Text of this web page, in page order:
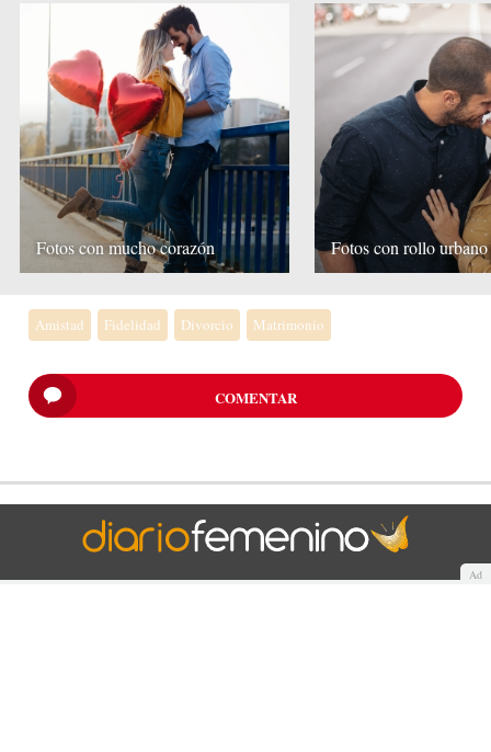
Fotos con mucho corazón Fotos con rollo urbano
Amistad Fidelidad Divorcio Matrimonio
COMENTAR
Ad